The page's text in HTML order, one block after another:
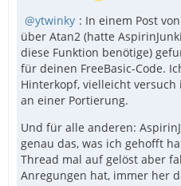
ytwinky : In einem Post
über Atan2 (hatte
diese Funktion benötige)
für deinen FreeBasic-Code.
Hinterkopf, vielleicht
an einer Portierung.
Und für alle anderen:
genau das, was ich gehofft
Thread mal auf gelöst aber
Anregungen hat, immer her